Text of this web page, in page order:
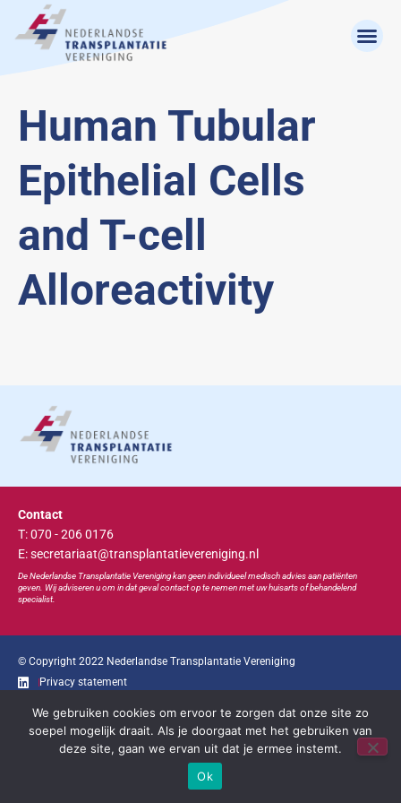
Human Tubular
Epithelial Cells
and T-cell
Alloreactivity
Contact
T: 070 - 206 0176
E: secretariaat@transplantatievereniging.nl
De Nederlandse Transplantatie Vereniging kan geen individueel medisch advies aan patiënten
geven. Wij adviseren u om in dat geval contact op te nemen met uw huisarts of behandelend
specialist.
© Copyright 2022 Nederlandse Transplantatie Vereniging
Privacy statement
Ga snel naar...
Educatie
We gebruiken cookies om ervoor te zorgen dat onze site zo
soepel mogelijk draait. Als je doorgaat met het gebruiken van
deze site, gaan we ervan uit dat je ermee instemt.
Ok